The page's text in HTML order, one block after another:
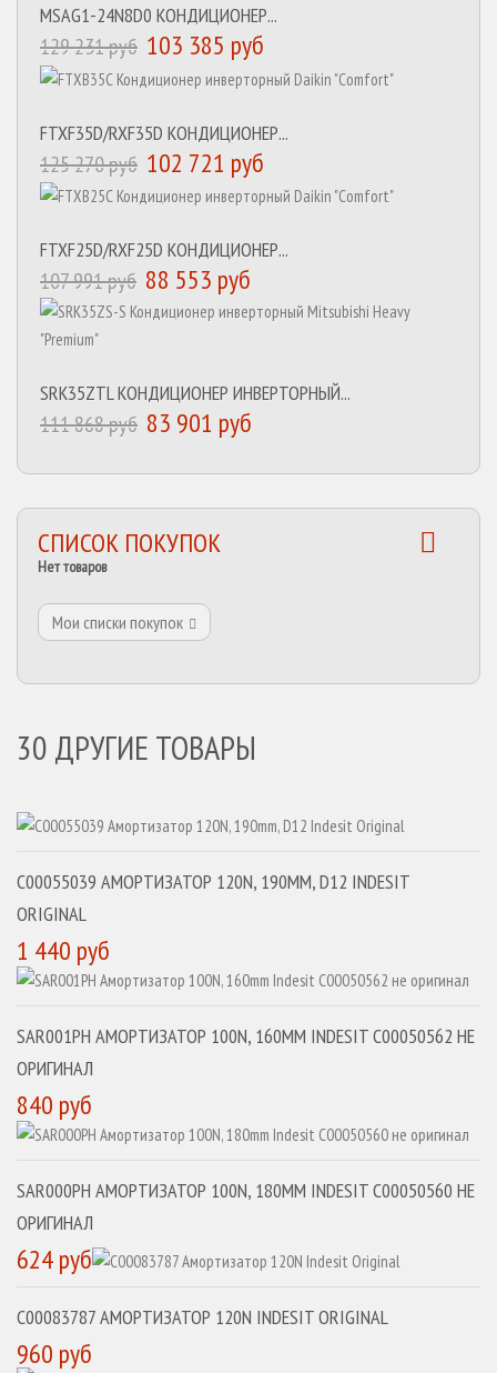
MSAG1-24N8D0 КОНДИЦИОНЕР...
129 231 руб 103 385 руб
FTXF35D/RXF35D КОНДИЦИОНЕР...
125 270 руб 102 721 руб
FTXF25D/RXF25D КОНДИЦИОНЕР...
107 991 руб 88 553 руб
SRK35ZTL КОНДИЦИОНЕР ИНВЕРТОРНЫЙ...
111 868 руб 83 901 руб
СПИСОК ПОКУПОК
Нет товаров
Мои списки покупок
30 ДРУГИЕ ТОВАРЫ
C00055039 АМОРТИЗАТОР 120N, 190MM, D12 INDESIT
ORIGINAL
1 440 руб
SAR001PH АМОРТИЗАТОР 100N, 160MM INDESIT C00050562 НЕ
ОРИГИНАЛ
840 руб
SAR000PH АМОРТИЗАТОР 100N, 180MM INDESIT C00050560 НЕ
ОРИГИНАЛ
624 руб
C00083787 АМОРТИЗАТОР 120N INDESIT ORIGINAL
960 руб